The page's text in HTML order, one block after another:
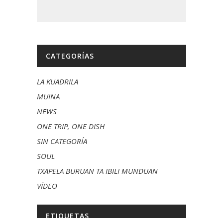
CATEGORÍAS
LA KUADRILA
MUINA
NEWS
ONE TRIP, ONE DISH
SIN CATEGORÍA
SOUL
TXAPELA BURUAN TA IBILI MUNDUAN
VÍDEO
ETIQUETAS